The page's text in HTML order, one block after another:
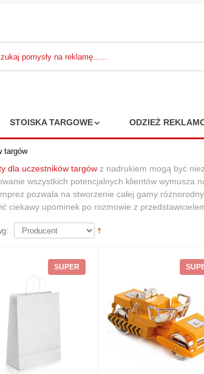
STOISKA TARGOWE ODZIEŻ
targów
dla uczestników targówz nadrukiem mogą być
wszystkich potencjalnych klientów wymusza
pozwala na stworzenie całej gamy
ciekawy upominek po rozmowie z
SUPER
5-panelowa